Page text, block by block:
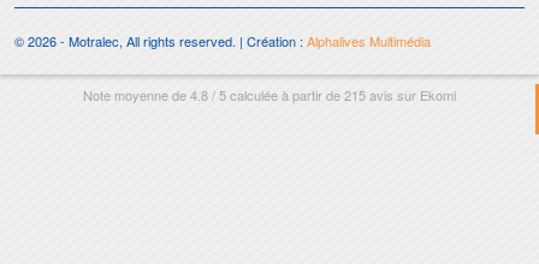
© 2026 - Motralec, All rights reserved. | Création :Alphalives Multimédia
Note moyenne de4.8/5calculée à partir de215avis sur Ekomi